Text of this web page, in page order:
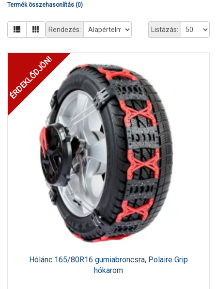
Termék összehasonlítás (0)
Listázás:
Rendezés:
ÉRDEKLŐDJÖN!
Hólánc 165/80R16 gumiabroncsra, Polaire Grip
hókarom